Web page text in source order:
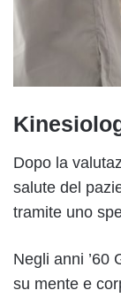
Dopo la
salute del
tramite uno
Negli anni ’60
su mente e